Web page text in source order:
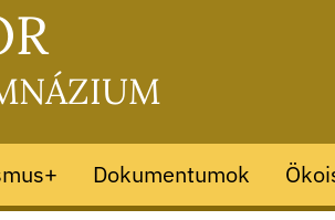
Dokumentumok